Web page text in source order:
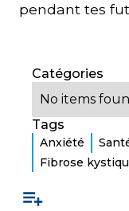
pendant tes
Catégories
No items
Tags
Anxiété
Fibrose